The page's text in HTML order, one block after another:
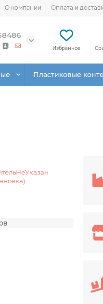
О компании Оплата и
Избранное
Пластиковые